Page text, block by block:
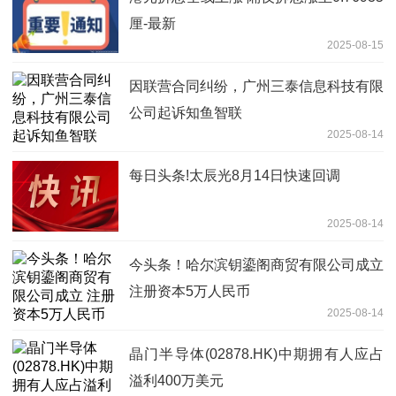
厘-最新
2025-08-15
因联营合同纠纷，广州三泰信息科技有限
公司起诉知鱼智联
2025-08-14
每日头条!太辰光8月14日快速回调
2025-08-14
今头条！哈尔滨钥鎏阁商贸有限公司成立
注册资本5万人民币
2025-08-14
晶门半导体(02878.HK)中期拥有人应占
溢利400万美元